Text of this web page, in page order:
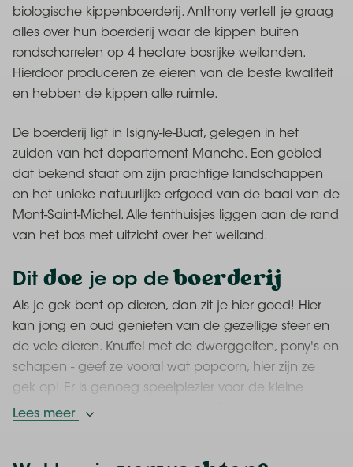
biologische kippenboerderij. Anthony vertelt je graag
alles over hun boerderij waar de kippen buiten
rondscharrelen op 4 hectare bosrijke weilanden.
Hierdoor produceren ze eieren van de beste kwaliteit
en hebben de kippen alle ruimte.
De boerderij ligt in Isigny-le-Buat, gelegen in het
zuiden van het departement Manche. Een gebied
dat bekend staat om zijn prachtige landschappen
en het unieke natuurlijke erfgoed van de baai van de
Mont-Saint-Michel. Alle tenthuisjes liggen aan de rand
van het bos met uitzicht over het weiland.
Dit doe je op de boerderij
Als je gek bent op dieren, dan zit je hier goed! Hier
kan jong en oud genieten van de gezellige sfeer en
de vele dieren. Knuffel met de dwerggeiten, pony's en
schapen - geef ze vooral wat popcorn, hier zijn ze
gek op! Er is genoeg speelplezier voor de kleine
avonturiers. Je vindt hier een zandbak, trampoline en
Lees meer